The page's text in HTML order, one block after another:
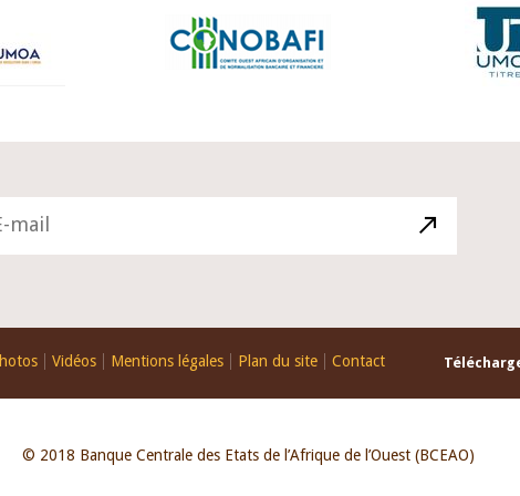
Vidéos Mentions légales Plan du site Contact
© 2018 Banque Centrale des Etats de l’Afrique de l’Ouest (BCEAO)